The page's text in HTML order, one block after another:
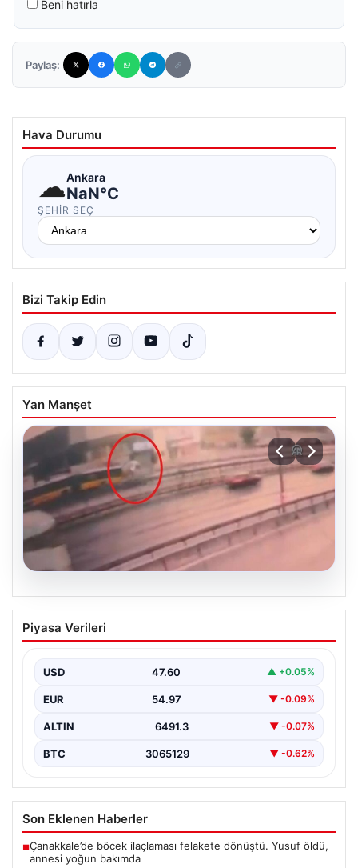
Beni hatırla
Paylaş:
Hava Durumu
☁Ankara
NaN°C
ŞEHIR SEÇ
Bizi Takip Edin
Yan Manşet
Küçükçekmece’de 3 kişinin öldüğü
kazanın görüntüleri ortaya çıktı
Ölümüne Neden Olan Kaza Güvenlik Kamerası
Görüntüleriyle Ortaya Çıktı",…
Piyasa Verileri
USD 47.60 ▲ +0.05%
EUR 54.97 ▼ -0.09%
ALTIN 6491.3 ▼ -0.07%
BTC 3065129 ▼ -0.62%
Son Eklenen Haberler
■Çanakkale’de böcek ilaçlaması felakete dönüştü. Yusuf öldü,
annesi yoğun bakımda